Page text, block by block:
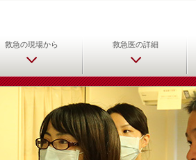
医学会 救急医をめ
救急の現場から 救急医の詳細